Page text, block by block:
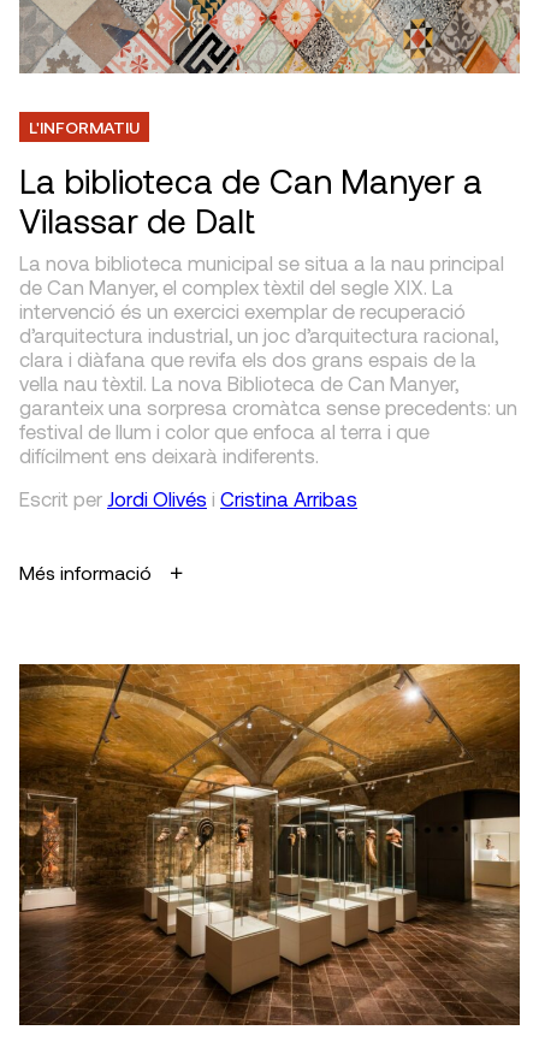
L'INFORMATIU
La biblioteca de Can Manyer a
Vilassar de Dalt
La nova biblioteca municipal se situa a la nau principal
de Can Manyer, el complex tèxtil del segle XIX. La
intervenció és un exercici exemplar de recuperació
d’arquitectura industrial, un joc d’arquitectura racional,
clara i diàfana que revifa els dos grans espais de la
vella nau tèxtil. La nova Biblioteca de Can Manyer,
garanteix una sorpresa cromàtca sense precedents: un
festival de llum i color que enfoca al terra i que
difícilment ens deixarà indiferents.
Escrit per Jordi Olivés i Cristina Arribas
Més informació